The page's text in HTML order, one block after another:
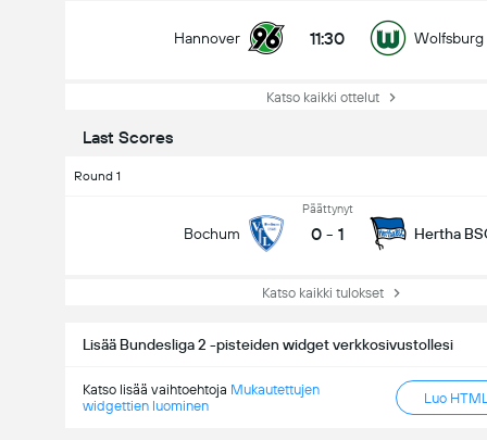
Hannover 11:30 Wolfsburg
Katso kaikki ottelut
Last Scores
Round 1
Bochum
Päättynyt
0 - 1 Hertha
Katso kaikki tulokset
Lisää Bundesliga 2 -pisteiden widget verkkosivustollesi
Katso lisää vaihtoehtoja Mukautettujen
widgettien luominen
Luo